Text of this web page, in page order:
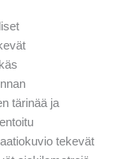
tärinää ja
tekevät